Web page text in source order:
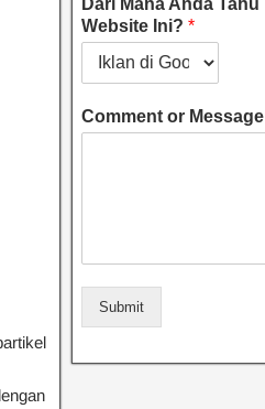
Website Ini? *
Comment or Message
Submit